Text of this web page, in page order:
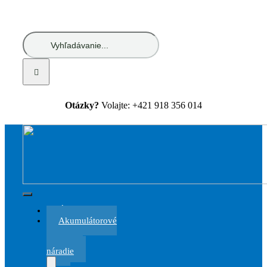
content
Hľadať:
Otázky? Volajte: +421 918 356 014
Toggle
Navigation
Akumulátorové
náradie